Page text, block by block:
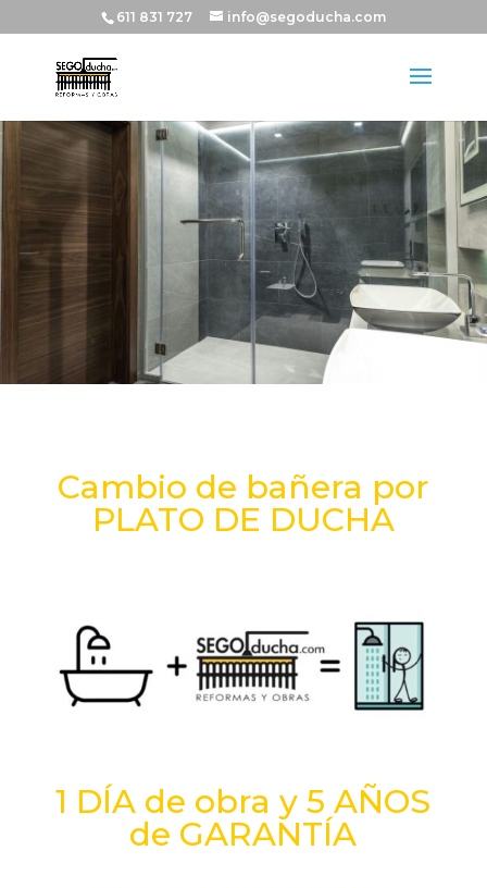
611 831 727 info@segoducha.com
Cambio de bañera por
PLATO DE DUCHA
1 DÍA de obra y 5 AÑOS
de GARANTÍA